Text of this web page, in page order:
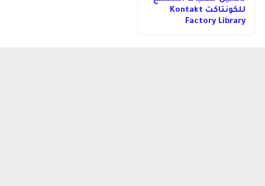
للكونتاكت Kontakt
Factory Library